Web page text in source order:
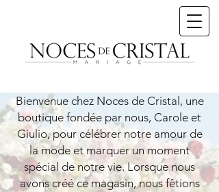
Bienvenue chez Noces de Cristal, une
boutique fondée par nous, Carole et
Giulio, pour célébrer notre amour de
la mode et marquer un moment
spécial de notre vie. Lorsque nous
avons créé ce magasin, nous fêtions